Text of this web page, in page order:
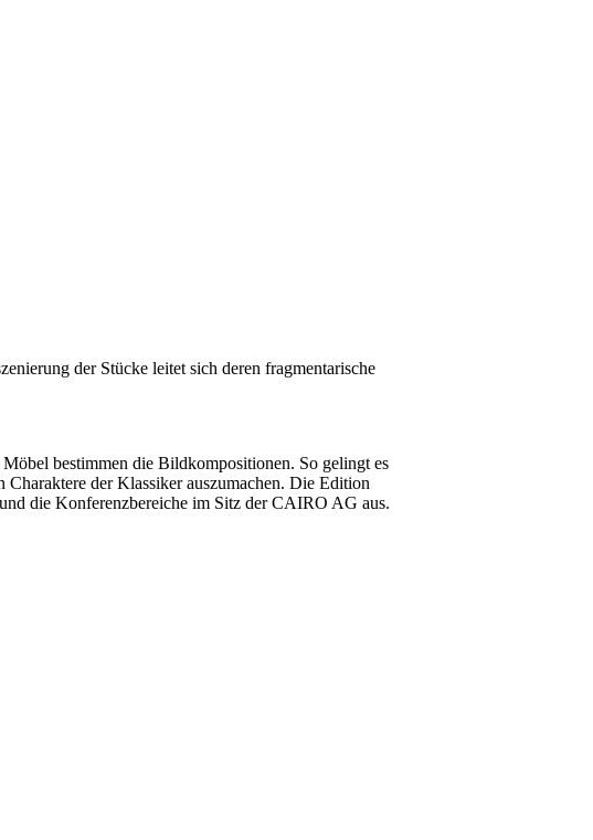
der Stücke leitet sich deren fragmentarische
bestimmen die Bildkompositionen. So gelingt es
Charaktere der Klassiker auszumachen. Die Edition
die Konferenzbereiche im Sitz der CAIRO AG aus.